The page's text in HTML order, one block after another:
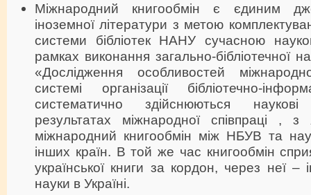
Міжнародний книгообмін є єдиним
іноземної літератури з метою
системи бібліотек НАНУ сучасною
рамках виконання загально-бібліотечної
«Дослідження особливостей
системі організації бібліотечно-
систематично здійснюються
результатах міжнародної співпраці , з
міжнародний книгообмін між НБУВ та
інших країн. В той же час книгообмін
української книги за кордон, через неї –
науки в Україні.